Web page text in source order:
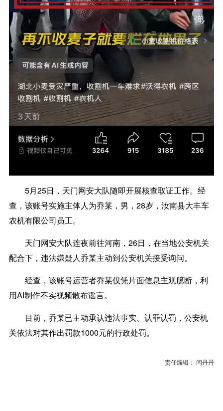
5月25日，天门网安大队随即开展核查取证工作。经
查，该账号实施主体人为乔某，男，28岁，汝南县大丰车
农机有限公司员工。
天门网安大队连夜前往河南，26日，在当地公安机关
配合下，违法嫌疑人乔某主动到公安机关接受询问。
经查，该账号运营者乔某仅凭片面信息主观臆断，利
用AI制作不实视频散布谣言。
目前，乔某已主动承认违法事实、认罪认罚，公安机
关依法对其作出罚款1000元的行政处罚。
责任编辑： 闫丹丹